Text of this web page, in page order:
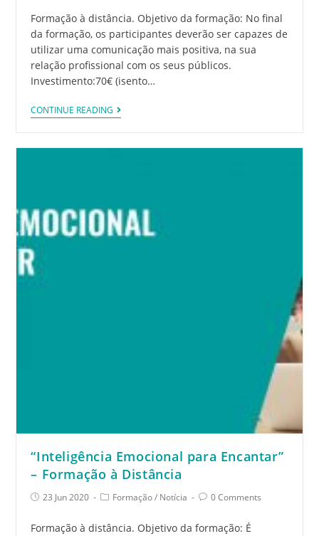
Formação à distância. Objetivo da formação: No final
da formação, os participantes deverão ser capazes de
utilizar uma comunicação mais positiva, na sua
relação profissional com os seus públicos.
Investimento:70€ (isento…
CONTINUE READING
“Inteligência Emocional para Encantar”
– Formação à Distância
23 Jun 2020 Formação / Notícia 0 Comments
Formação à distância. Objetivo da formação: É